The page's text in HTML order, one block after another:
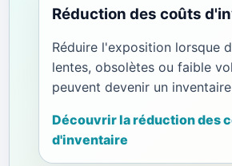
Réduction des coûts
Réduire l'exposition lorsque
lentes, obsolètes ou faible
peuvent devenir un
Découvrir la réduction des
d'inventaire